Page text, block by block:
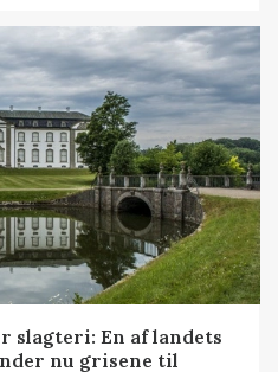
slagteri: En af landets
nu grisene til